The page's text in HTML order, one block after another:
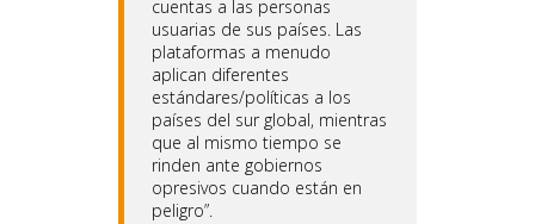
cuentas a las personas
usuarias de sus países. Las
plataformas a menudo
aplican diferentes
estándares/políticas a los
países del sur global, mientras
que al mismo tiempo se
rinden ante gobiernos
opresivos cuando están en
peligro”.